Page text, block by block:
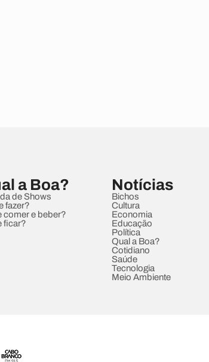
a Boa?
de Shows
fazer?
comer e beber?
ficar?
Notícias
Bichos
Cultura
Economia
Educação
Política
Qual a Boa?
Cotidiano
Saúde
Tecnologia
Meio Ambiente